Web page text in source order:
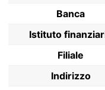
Banca
Istituto
Filiale
Indirizzo